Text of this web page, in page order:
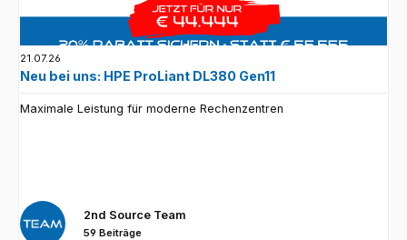
21.07.26
Neu bei uns: HPE ProLiant DL380 Gen11
Maximale Leistung für moderne Rechenzentren
2nd Source Team
59 Beiträge